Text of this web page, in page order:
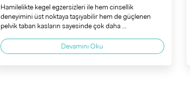
Hamilelikte kegel egzersizleri ile hem cinsellik
deneyimini üst noktaya taşıyabilir hem de güçlenen
pelvik taban kasların sayesinde çok daha ...
Devamını Oku